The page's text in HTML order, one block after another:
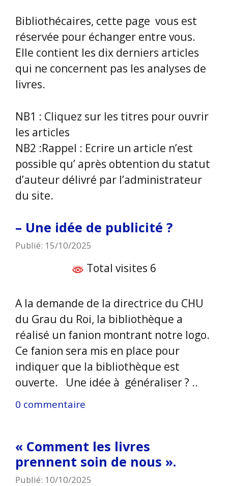
Bibliothécaires, cette page vous est
réservée pour échanger entre vous.
Elle contient les dix derniers articles
qui ne concernent pas les analyses de
livres.
NB1 : Cliquez sur les titres pour ouvrir
les articles
NB2 :Rappel : Ecrire un article n’est
possible qu’ après obtention du statut
d’auteur délivré par l’administrateur
du site.
– Une idée de publicité ?
Publié: 15/10/2025
Total visites 6
A la demande de la directrice du CHU
du Grau du Roi, la bibliothèque a
réalisé un fanion montrant notre logo.
Ce fanion sera mis en place pour
indiquer que la bibliothèque est
ouverte. Une idée à généraliser ? ..
0 commentaire
« Comment les livres
prennent soin de nous ».
Publié: 10/10/2025